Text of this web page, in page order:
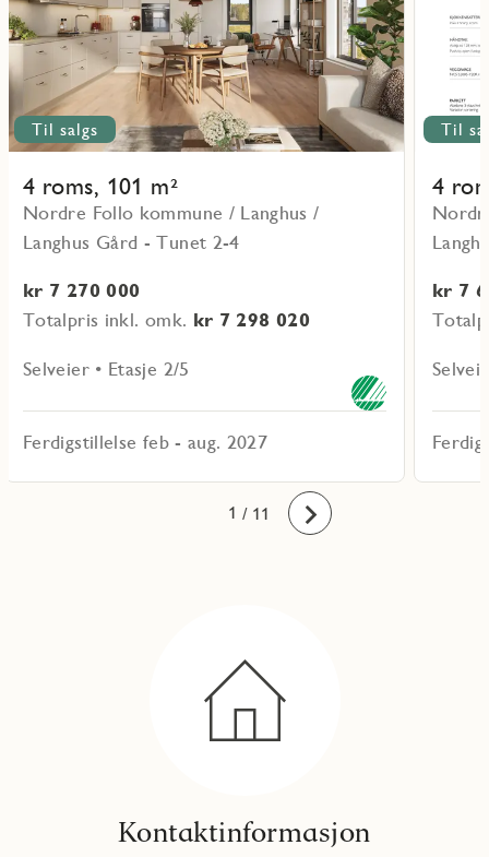
Til salgs
4 roms, 101 m²
Nordre Follo kommune / Langhus /
Langhus Gård - Tunet 2-4
kr 7 270 000
Totalpris inkl. omk. kr 7 298 020
Selveier • Etasje 2/5
Ferdigstillelse feb - aug. 2027
Til
4
kr 7
1
2
3
4
5
6
7
8
9
10
11 / 11 Fremover
Kontaktinformasjon